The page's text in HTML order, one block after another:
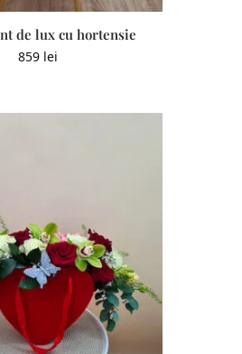
de lux cu hortensie
859 lei